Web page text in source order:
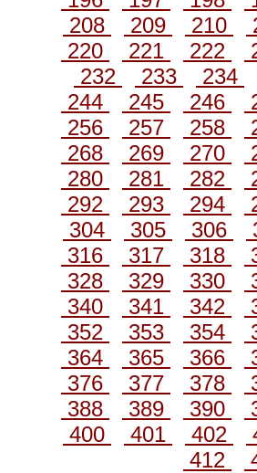
208
209 210
220
221 222
232
233
234
244
245 246
256
257 258
268
269 270
280
281 282
292
293 294
304
305 306
316
317 318
328
329 330
340
341 342
352
353 354
364
365 366
376
377 378
388
389 390
400
401 402
412